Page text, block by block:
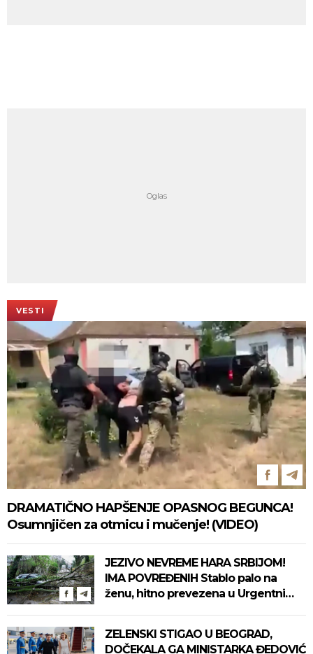
VESTI
DRAMATIČNO HAPŠENJE OPASNOG BEGUNCA!
Osumnjičen za otmicu i mučenje! (VIDEO)
JEZIVO NEVREME HARA SRBIJOM!
IMA POVREĐENIH Stablo palo na
ženu, hitno prevezena u Urgentni
ZELENSKI STIGAO U BEOGRAD,
DOČEKALA GA MINISTARKA ĐEDOVIĆ